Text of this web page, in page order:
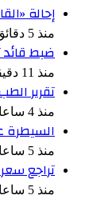
إحالة
منذ 5 دقائق
ضبط
منذ 11 دقيقة
تقرير
منذ 4 ساعات
منذ 5 ساعات
تراجع
منذ 5 ساعات